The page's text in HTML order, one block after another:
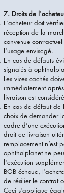
7. Droits de
L'acheteur doit
réception de la
convenue
l'usage envisagé.
En cas de défauts
signalés à
Les vices cachés
immédiatement
livraison est
En cas de défaut de
choix de demander
cadre d’une
droit de livraison
remplacement n’est
ophthalplanet ne
l'exécution
BGB échoue,
de résilier le contrat
Ceci s'applique